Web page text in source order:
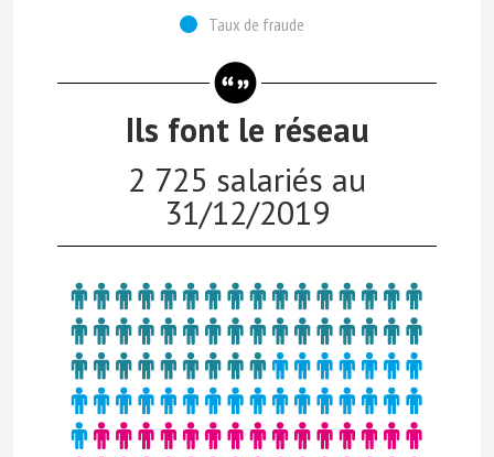
Taux de fraude
Ils font le réseau
2 725 salariés au
31/12/2019